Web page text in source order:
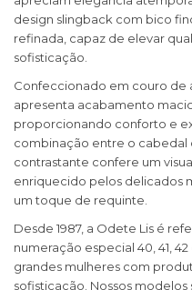
design slingback com bico
refinada, capaz de elevar
sofisticação.
Confeccionado em couro de
apresenta acabamento
proporcionando conforto e
combinação entre o cabedal
contrastante confere um
enriquecido pelos delicados
um toque de requinte.
Desde 1987, a Odete Lis é
numeração especial 40, 41,
grandes mulheres com
sofisticação. Nossos